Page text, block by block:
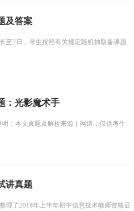
及答案
至7日，考生按照有关规定随机抽取备课题
：光影魔术手
：本文真题及解析来源于网络，仅供考生
讲真题
理了2018年上半年初中信息技术教师资格证